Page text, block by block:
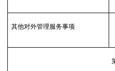
其他对外管理服务事项